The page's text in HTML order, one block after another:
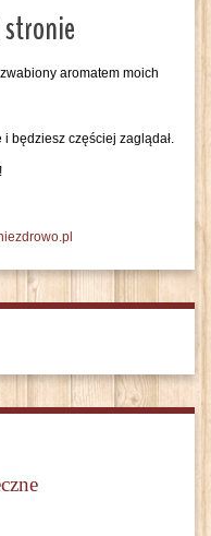
aromatem moich
będziesz częściej zaglądał.